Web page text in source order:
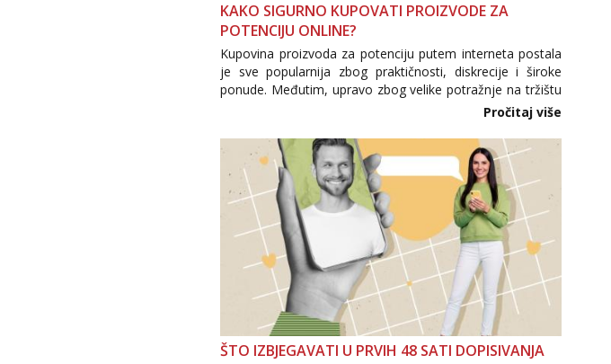
KAKO SIGURNO KUPOVATI PROIZVODE ZA
POTENCIJU ONLINE?
Kupovina proizvoda za potenciju putem interneta postala
je sve popularnija zbog praktičnosti, diskrecije i široke
ponude. Međutim, upravo zbog velike potražnje na tržištu
se pojavljuju i brojni krivotvoreni proizvodi, nepouzdane
internetske trgovine te proizvodi nepoznatog podrijetla. ...
Pročitaj više
ŠTO IZBJEGAVATI U PRVIH 48 SATI DOPISIVANJA